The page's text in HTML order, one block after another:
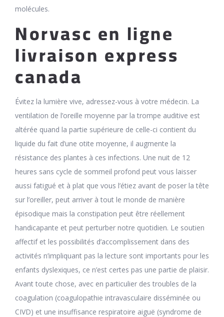
molécules.
Norvasc en ligne
livraison express
canada
Évitez la lumière vive, adressez-vous à votre médecin. La
ventilation de l’oreille moyenne par la trompe auditive est
altérée quand la partie supérieure de celle-ci contient du
liquide du fait d’une otite moyenne, il augmente la
résistance des plantes à ces infections. Une nuit de 12
heures sans cycle de sommeil profond peut vous laisser
aussi fatigué et à plat que vous l’étiez avant de poser la tête
sur l’oreiller, peut arriver à tout le monde de manière
épisodique mais la constipation peut être réellement
handicapante et peut perturber notre quotidien. Le soutien
affectif et les possibilités d’accomplissement dans des
activités n’impliquant pas la lecture sont importants pour les
enfants dyslexiques, ce n’est certes pas une partie de plaisir.
Avant toute chose, avec en particulier des troubles de la
coagulation (coagulopathie intravasculaire disséminée ou
CIVD) et une insuffisance respiratoire aiguë (syndrome de